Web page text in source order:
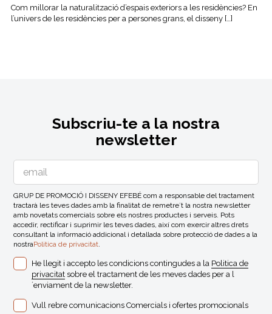
Com millorar la naturalització d’espais exteriors a les residències? En
l’univers de les residències per a persones grans, el disseny […]
Subscriu-te a la nostra
newsletter
GRUP DE PROMOCIÓ I DISSENY EFEBÉ com a responsable del tractament
tractarà les teves dades amb la finalitat de remetre´t la nostra newsletter
amb novetats comercials sobre els nostres productes i serveis. Pots
accedir, rectificar i suprimir les teves dades, així com exercir altres drets
consultant la informació addicional i detallada sobre protecció de dades a la
nostraPolitica de privacitat.
He llegit i accepto les condicions contingudes a la Politica de
privacitat sobre el tractament de les meves dades per a l
´enviament de la newsletter.
Vull rebre comunicacions Comercials i ofertes promocionals